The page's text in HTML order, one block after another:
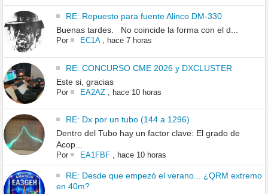
RE: Repuesto para fuente Alinco DM-330
Buenas tardes. No coincide la forma con el d...
Por EC1A, hace 7 horas
RE: CONCURSO CME 2026 y DXCLUSTER
Este si, gracias
Por EA2AZ, hace 10 horas
RE: Dx por un tubo (144 a 1296)
Dentro del Tubo hay un factor clave: El grado de
Acop...
Por EA1FBF, hace 10 horas
RE: Desde que empezó el verano... ¿QRM extremo
en 40m?